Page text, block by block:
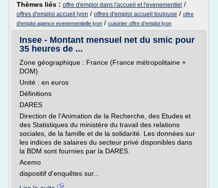
Thèmes liés : offre d'emploi dans l'accueil et l'evenementiel /
offres d'emploi accueil lyon / offres d'emploi accueil toulouse / offre
d'emploi agence evenementielle lyon / cuisinier offre d'emploi lyon
Insee - Montant mensuel net du smic pour
35 heures de ...
Zone géographique : France (France métropolitaine +
DOM)
Unité : en euros
Définitions
DARES
Direction de l'Animation de la Recherche, des Etudes et
des Statistiques du ministère du travail des relations
sociales, de la famille et de la solidarité. Les données sur
les indices de salaires du secteur privé disponibles dans
la BDM sont fournies par la DARES.
Acemo
dispositif d'enquêtes sur...